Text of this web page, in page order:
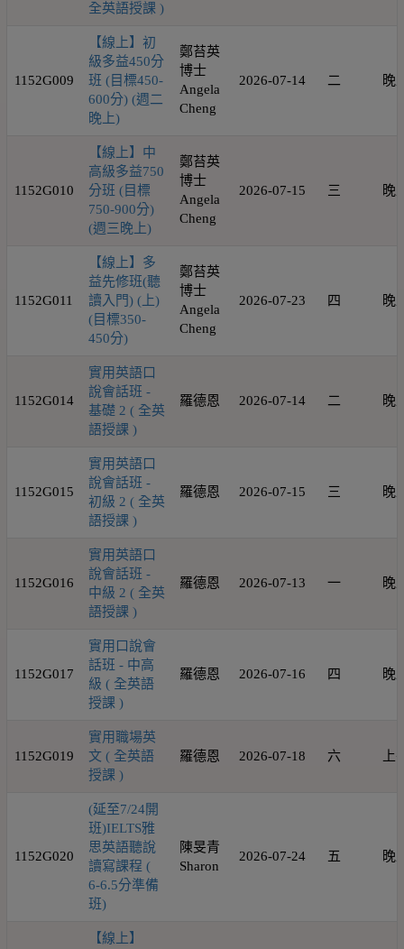
全英語授課 )
1152G009
【線上】初
級多益450分
班 (目標450-
600分) (週二
晚上)
鄭苔英
博士
Angela
Cheng
2026-07-14 二 晚
1152G010
【線上】中
高級多益750
分班 (目標
750-900分)
(週三晚上)
鄭苔英
博士
Angela
Cheng
2026-07-15 三 晚
1152G011
【線上】多
益先修班(聽
讀入門) (上)
(目標350-
450分)
鄭苔英
博士
Angela
Cheng
2026-07-23 四 晚
1152G014
實用英語口
說會話班 -
基礎 2 ( 全英
語授課 )
羅德恩 2026-07-14 二 晚
1152G015
實用英語口
說會話班 -
初級 2 ( 全英
語授課 )
羅德恩 2026-07-15 三 晚
1152G016
實用英語口
說會話班 -
中級 2 ( 全英
語授課 )
羅德恩 2026-07-13 一 晚
1152G017
實用口說會
話班 - 中高
級 ( 全英語
授課 )
羅德恩 2026-07-16 四 晚
1152G019
實用職場英
文 ( 全英語
授課 )
羅德恩 2026-07-18 六 上
1152G020
(延至7/24開
班)IELTS雅
思英語聽說
讀寫課程 (
6-6.5分準備
班)
陳旻青
Sharon
2026-07-24 五 晚
【線上】